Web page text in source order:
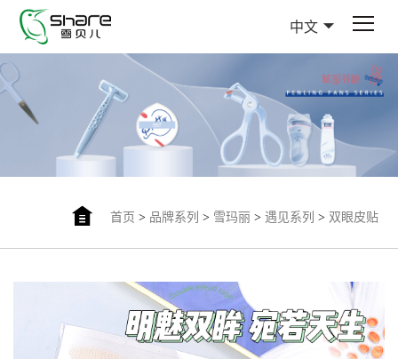
中文
首页 > 品牌系列 > 雪玛丽> 遇见系列 > 双眼皮贴